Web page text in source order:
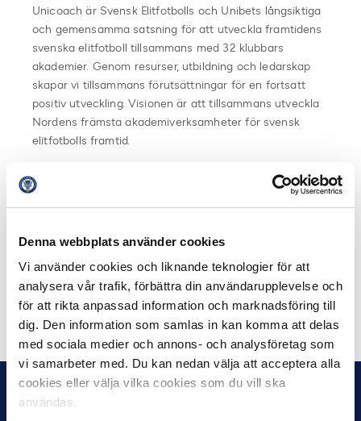
Denna webbplats använder cookies
Vi använder cookies och liknande teknologier för att
analysera vår trafik, förbättra din användarupplevelse och
för att rikta anpassad information och marknadsföring till
dig. Den information som samlas in kan komma att delas
med sociala medier och annons- och analysföretag som
vi samarbeter med. Du kan nedan välja att acceptera alla
cookies eller välja vilka cookies som du vill ska
användas.
Unicoach är Svensk Elitfotbolls och Unibets långsiktiga
och gemensamma satsning för att utveckla framtidens
svenska elitfotboll tillsammans med 32 klubbars
akademier. Genom resurser, utbildning och ledarskap
skapar vi tillsammans förutsättningar för en fortsatt
positiv utveckling. Visionen är att tillsammans utveckla
Nordens främsta akademiverksamheter för svensk
elitfotbolls framtid.
Unibet går in med 15 miljoner i Unicoach. Resurserna
kommer att fördelas på de 32 klubbarna i Allsvenskan
samarbetet är att skapa framtida elitspelare till våra
elitklubbar.
Dela på Facebook Dela på Twitter